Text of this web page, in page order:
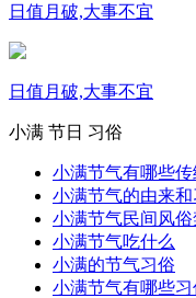
日值月破,大事不宜
日值月破,大事不宜
小满 节日 习俗
小满节气有哪些传
小满节气的由来和
小满节气民间风
小满节气吃什么
小满的节气习俗
小满节气有哪些